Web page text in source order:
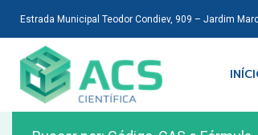
Estrada Municipal Teodor Condiev, 909 – Jardim